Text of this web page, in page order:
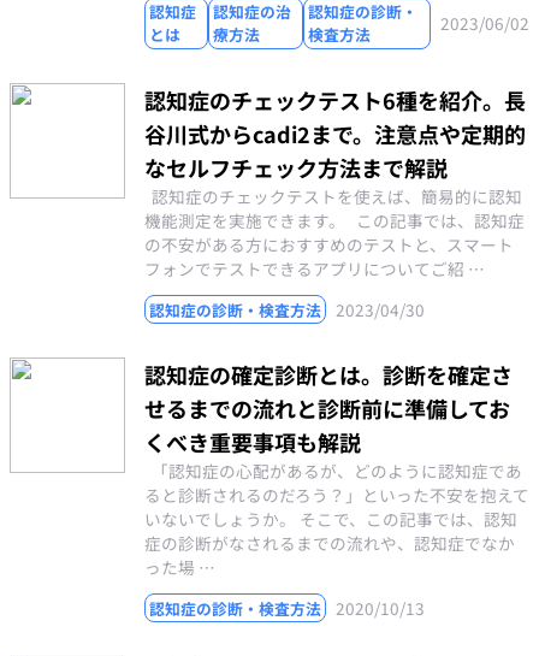
認知症
とは
認知症の治
療方法
認知症の診断・
検査方法
2023/06/02
認知症のチェックテスト6種を紹介。長
谷川式からcadi2まで。注意点や定期的
なセルフチェック方法まで解説
認知症のチェックテストを使えば、簡易的に認知
機能測定を実施できます。 この記事では、認知症
の不安がある方におすすめのテストと、スマート
フォンでテストできるアプリについてご紹 …
認知症の診断・検査方法 2023/04/30
認知症の確定診断とは。診断を確定さ
せるまでの流れと診断前に準備してお
くべき重要事項も解説
「認知症の心配があるが、どのように認知症であ
ると診断されるのだろう？」といった不安を抱えて
いないでしょうか。 そこで、この記事では、認知
症の診断がなされるまでの流れや、認知症でなか
った場 …
認知症の診断・検査方法 2020/10/13